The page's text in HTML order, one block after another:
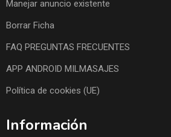
Manejar anuncio existente
Borrar Ficha
FAQ PREGUNTAS FRECUENTES
APP ANDROID MILMASAJES
Política de cookies (UE)
Información